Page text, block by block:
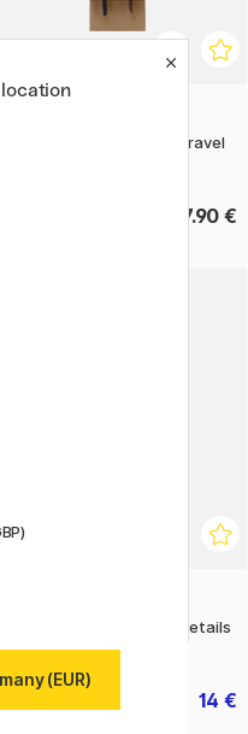
Synthetikpinsel Aquarell Travel
17.90 €
Synthetikpinsel Aquarell Details
Set
14 €
(EUR)